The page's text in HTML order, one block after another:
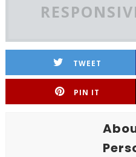
TWEET
PIN IT